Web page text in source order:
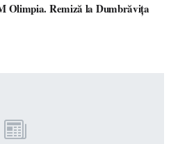
Olimpia. Remiză la Dumbrăvița